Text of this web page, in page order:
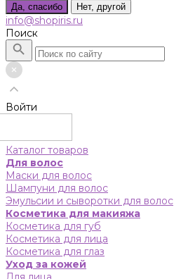
Да, спасибо Нет, другой
info@shopiris.ru
Поиск
Войти
Каталог товаров
Для волос
Маски для волос
Шампуни для волос
Эмульсии и сыворотки для волос
Косметика для макияжа
Косметика для губ
Косметика для лица
Косметика для глаз
Уход за кожей